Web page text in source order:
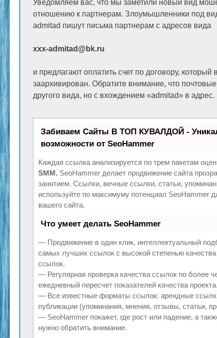
Уведомляем вас, что мы заметили новый вид
отношению к партнерам. Злоумышленники под
admitad пишут письма партнерам с адресов вида
xxx-admitad@bk.ru
и предлагают оплатить счет по договору, который
заархивирован. Обратите внимание, что
другого вида, но с вхождением «admitad» в адрес.
Забиваем Сайты В ТОП КУВАЛДОЙ -
возможности от SeoHammer
Каждая ссылка анализируется по трем пакетам
SMM. SeoHammer делает продвижение сайта
занятием. Ссылки, вечные ссылки, статьи,
используйте по максимуму потенциал SeoHammer
вашего сайта.
Что умеет делать SeoHammer
— Продвижение в один клик, интеллектуальный
самых лучших ссылок с высокой степенью
ссылок.
— Регулярная проверка качества ссылок по более
ежедневный пересчет показателей качества
— Все известные форматы ссылок: арендные
публикации (упоминания, мнения, отзывы, статьи,
— SeoHammer покажет, где рост или падение, а
нужно обратить внимание.